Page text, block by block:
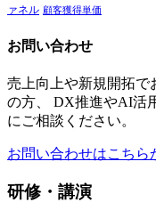
ァネル 顧客獲得単価
お問い合わせ
売上向上や新規開拓で
の方、 DX推進やAI活
にご相談ください。
お問い合わせはこちら
研修・講演